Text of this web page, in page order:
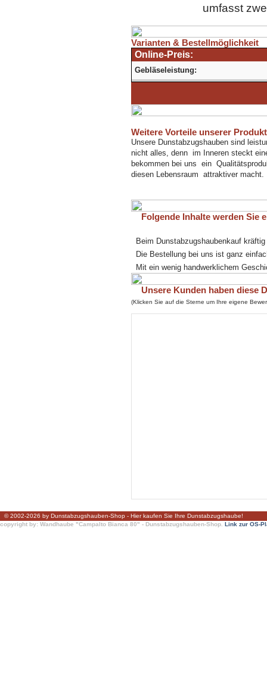
umfasst
Varianten & Bestellmöglichkeit
Online-Preis:
Gebläseleistung:
Weitere Vorteile unserer
Unsere Dunstabzugshauben sind
nicht alles, denn im Inneren steckt
bekommen bei uns ein
diesen Lebensraum attraktiver macht.
Folgende Inhalte werden Sie
Beim Dunstabzugshaubenkauf
Die Bestellung bei uns ist ganz
Mit ein wenig handwerklichem
Unsere Kunden haben diese
(Klicken Sie auf die Sterne um Ihre eigene
© 2002-2026 by Dunstabzugshauben-Shop - Hier kaufen Sie Ihre Dunstabzugshaube!
copyright by: Wandhaube "Campalto Bianca 80" - Dunstabzugshauben-Shop. Link zur OS-